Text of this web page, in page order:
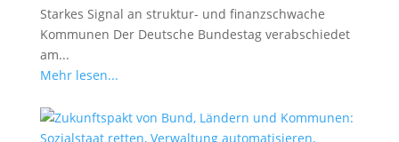
Starkes Signal an struktur- und finanzschwache
Kommunen Der Deutsche Bundestag verabschiedet
am...
Mehr lesen...